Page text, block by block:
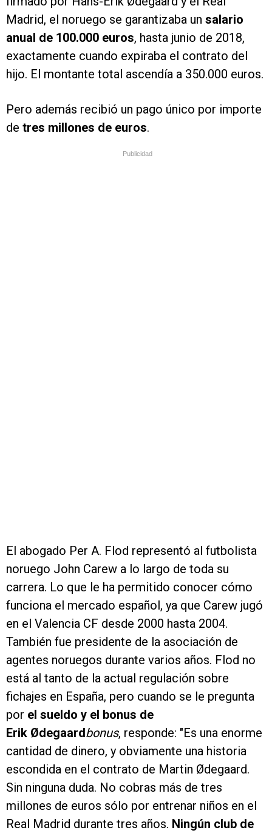
Madrid, el noruego se garantizaba un salario
anual de 100.000 euros, hasta junio de 2018,
exactamente cuando expiraba el contrato del
hijo. El montante total ascendía a 350.000 euros.
Pero además recibió un pago único por importe
de tres millones de euros.
Publicidad
El abogado Per A. Flod representó al futbolista
noruego John Carew a lo largo de toda su
carrera. Lo que le ha permitido conocer cómo
funciona el mercado español, ya que Carew jugó
en el Valencia CF desde 2000 hasta 2004.
También fue presidente de la asociación de
agentes noruegos durante varios años. Flod no
está al tanto de la actual regulación sobre
fichajes en España, pero cuando se le pregunta
por el sueldo y el bonus de
Erik Ødegaardbonus, responde: "Es una enorme
cantidad de dinero, y obviamente una historia
escondida en el contrato de Martin Ødegaard.
Sin ninguna duda. No cobras más de tres
millones de euros sólo por entrenar niños en el
Real Madrid durante tres años. Ningún club de